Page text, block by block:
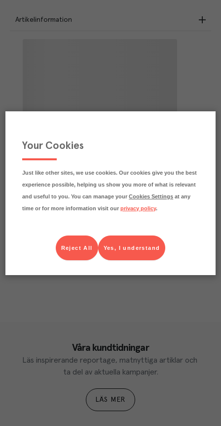
Artikelinformation
Våra kundtidningar
Läs inspirerande reportage, matnyttiga artiklar och
ta del av aktuella kampanjer.
LÄS MER
Your Cookies
Just like other sites, we use cookies. Our cookies give you the best
experience possible, helping us show you more of what is relevant
and useful to you. You can manage yourCookies Settings at any
time or for more information visit ourprivacy policy.
Yes, I understand
Reject All